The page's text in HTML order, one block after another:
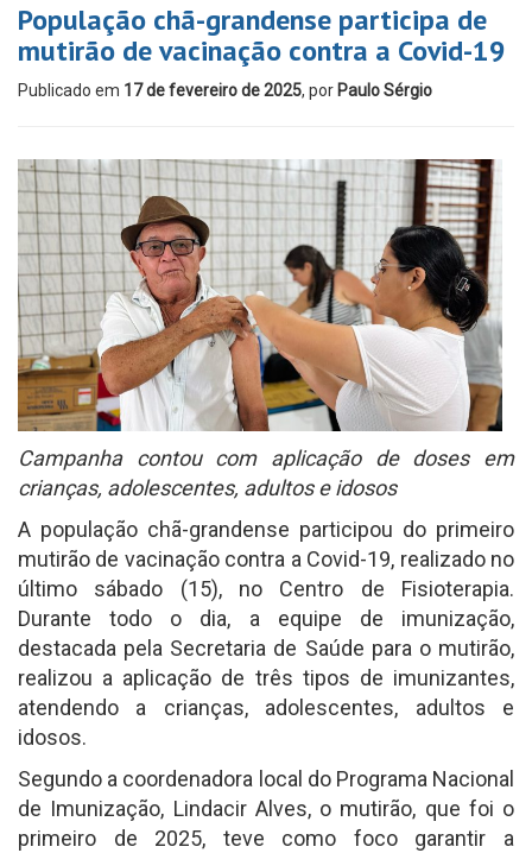
População chã-grandense participa de
mutirão de vacinação contra a Covid-19
Publicado em 17 de fevereiro de 2025, por Paulo Sérgio
Campanha contou com aplicação de doses em
crianças, adolescentes, adultos e idosos
A população chã-grandense participou do primeiro
mutirão de vacinação contra a Covid-19, realizado no
último sábado (15), no Centro de Fisioterapia.
Durante todo o dia, a equipe de imunização,
destacada pela Secretaria de Saúde para o mutirão,
realizou a aplicação de três tipos de imunizantes,
atendendo a crianças, adolescentes, adultos e
idosos.
Segundo a coordenadora local do Programa Nacional
de Imunização, Lindacir Alves, o mutirão, que foi o
primeiro de 2025, teve como foco garantir a